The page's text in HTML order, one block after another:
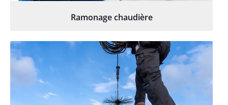
Ramonage chaudière